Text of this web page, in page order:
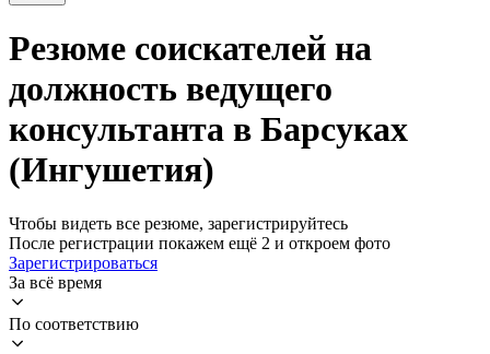
Резюме соискателей на
должность ведущего
консультанта в Барсуках
(Ингушетия)
Чтобы видеть все резюме, зарегистрируйтесь
После регистрации покажем ещё 2 и откроем фото
Зарегистрироваться
За всё время
По соответствию